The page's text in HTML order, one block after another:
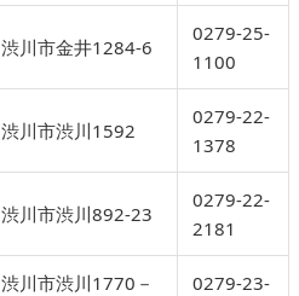
渋川市金井1284-6
0279-25-
1100
渋川市渋川1592
0279-22-
1378
渋川市渋川892-23
0279-22-
2181
渋川市渋川1770－
0279-23-